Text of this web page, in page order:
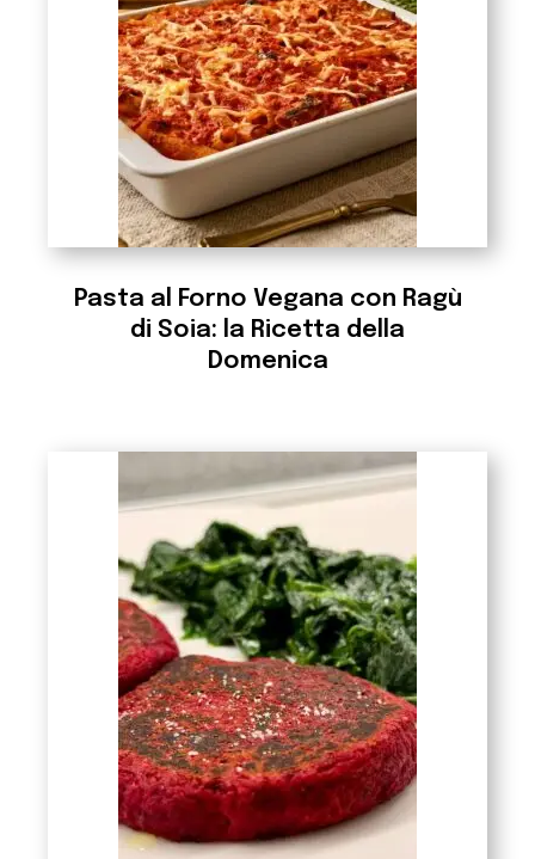
Pasta al Forno Vegana con Ragù
di Soia: la Ricetta della
Domenica